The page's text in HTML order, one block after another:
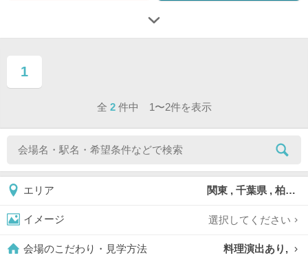
1
ページ目
全 2 件中 1〜2件を表示
エリア 関東 , 千葉県 , 柏市
イメージ 選択してください
会場のこだわり・見学方法 料理演出あり,